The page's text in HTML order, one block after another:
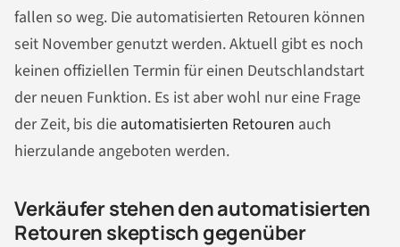
fallen so weg. Die automatisierten Retouren können
seit November genutzt werden. Aktuell gibt es noch
keinen offiziellen Termin für einen Deutschlandstart
der neuen Funktion. Es ist aber wohl nur eine Frage
der Zeit, bis die automatisierten Retouren auch
hierzulande angeboten werden.
Verkäufer stehen den automatisierten
Retouren skeptisch gegenüber